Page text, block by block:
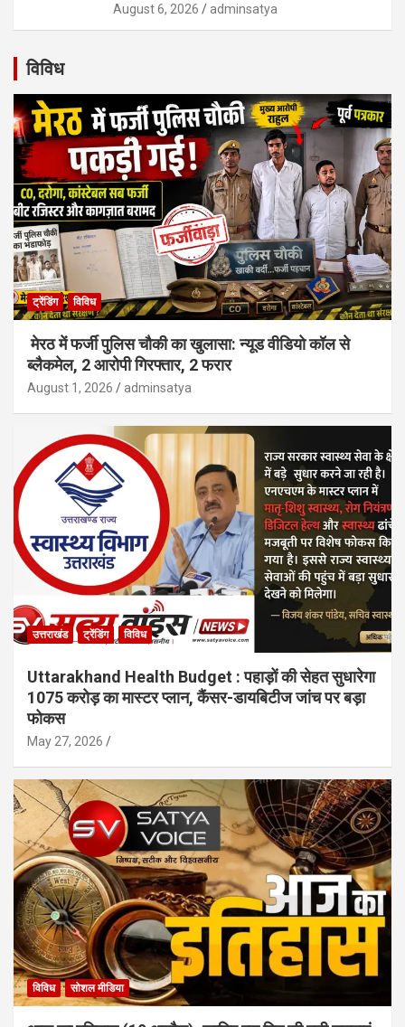
August 6, 2026 adminsatya
विविध
ट्रेंडिंग विविध
मेरठ में फर्जी पुलिस चौकी का खुलासा: न्यूड वीडियो कॉल से
ब्लैकमेल, 2 आरोपी गिरफ्तार, 2 फरार
August 1, 2026 adminsatya
उत्तराखंड ट्रेंडिंग विविध
Uttarakhand Health Budget : पहाड़ों की सेहत सुधारेगा
1075 करोड़ का मास्टर प्लान, कैंसर-डायबिटीज जांच पर बड़ा
फोकस
May 27, 2026
विविध सोशल मीडिया